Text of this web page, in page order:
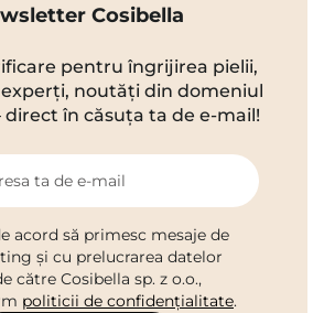
Cosibella
pentru îngrijirea pielii,
noutăți din domeniul
în căsuța ta de e-mail!
ta de e-mail
acord să primesc mesaje de
și cu prelucrarea datelor
către Cosibella sp. z o.o.,
politicii de confidențialitate.